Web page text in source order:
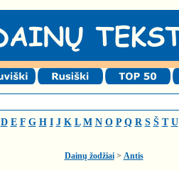
D E F G H I J K L M N O P Q R S Š T U
Dainų žodžiai> Antis